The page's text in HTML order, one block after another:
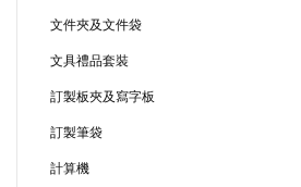
文件夾及文件袋
文具禮品套裝
訂製板夾及寫字板
訂製筆袋
計算機